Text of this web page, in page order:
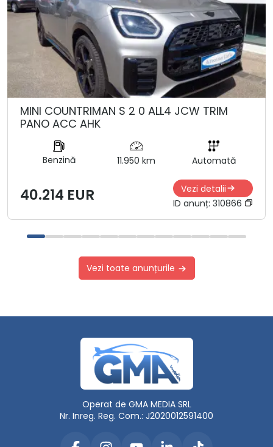
MINI COUNTRIMAN S 2 0 ALL4 JCW TRIM
PANO ACC AHK
Benzină 11.950 km Automată
40.214 EUR
Vezi detalii
ID anunț: 310866
Vezi toate anunțurile
Operat de GMA MEDIA SRL
Nr. Inreg. Reg. Com.: J2020012591400